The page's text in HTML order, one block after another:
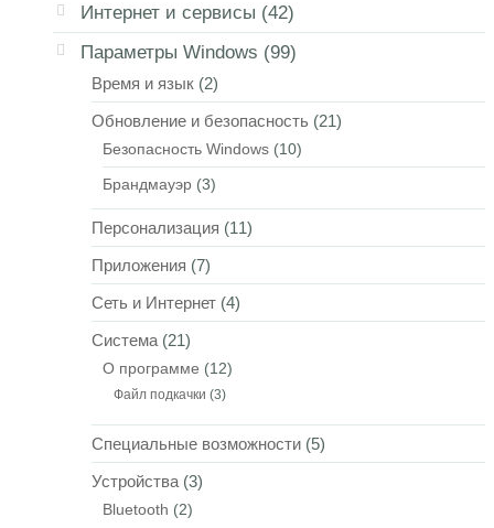
Интернет и сервисы (42)
Параметры Windows (99)
Время и язык (2)
Обновление и безопасность (21)
Безопасность Windows (10)
Брандмауэр (3)
Персонализация (11)
Приложения (7)
Сеть и Интернет (4)
Система (21)
О программе (12)
Файл подкачки (3)
Специальные возможности (5)
Устройства (3)
Bluetooth (2)